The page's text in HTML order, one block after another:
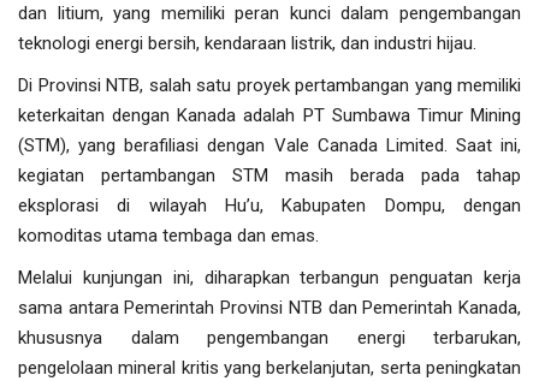
dan litium, yang memiliki peran kunci dalam pengembangan
teknologi energi bersih, kendaraan listrik, dan industri hijau.
Di Provinsi NTB, salah satu proyek pertambangan yang memiliki
keterkaitan dengan Kanada adalah PT Sumbawa Timur Mining
(STM), yang berafiliasi dengan Vale Canada Limited. Saat ini,
kegiatan pertambangan STM masih berada pada tahap
eksplorasi di wilayah Hu’u, Kabupaten Dompu, dengan
komoditas utama tembaga dan emas.
Melalui kunjungan ini, diharapkan terbangun penguatan kerja
sama antara Pemerintah Provinsi NTB dan Pemerintah Kanada,
khususnya dalam pengembangan energi terbarukan,
pengelolaan mineral kritis yang berkelanjutan, serta peningkatan